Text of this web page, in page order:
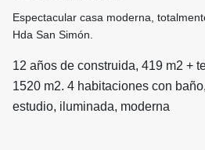
Espectacular casa moderna,
Hda San Simón.
12 años de construida, 419 m2 +
1520 m2. 4 habitaciones con
estudio, iluminada, moderna